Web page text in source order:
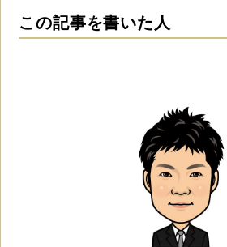
この記事を書いた人